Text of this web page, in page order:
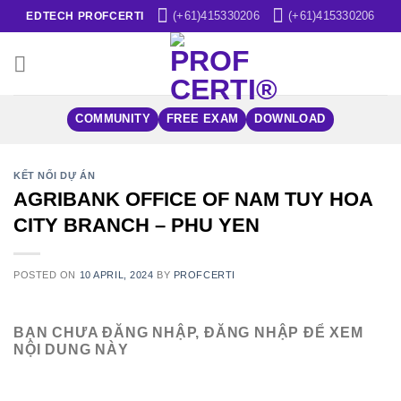
Skip
to
content
EDTECH PROFCERTI (+61)415330206 (+61)415330206
COMMUNITY FREE EXAM DOWNLOAD
KẾT NỐI DỰ ÁN
AGRIBANK OFFICE OF NAM TUY HOA
CITY BRANCH – PHU YEN
POSTED ON 10 APRIL, 2024 BY PROFCERTI
BẠN CHƯA ĐĂNG NHẬP, ĐĂNG NHẬP ĐỂ XEM
NỘI DUNG NÀY